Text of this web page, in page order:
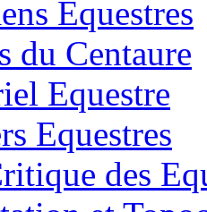
Equestres
du Centaure
Equestre
Equestres
des